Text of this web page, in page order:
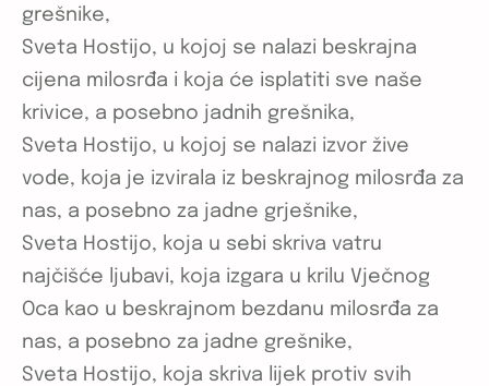
grešnike,
Sveta Hostijo, u kojoj se nalazi beskrajna
cijena milosrđa i koja će isplatiti sve naše
krivice, a posebno jadnih grešnika,
Sveta Hostijo, u kojoj se nalazi izvor žive
vode, koja je izvirala iz beskrajnog milosrđa za
nas, a posebno za jadne grješnike,
Sveta Hostijo, koja u sebi skriva vatru
najčišće ljubavi, koja izgara u krilu Vječnog
Oca kao u beskrajnom bezdanu milosrđa za
nas, a posebno za jadne grešnike,
Sveta Hostijo, koja skriva lijek protiv svih